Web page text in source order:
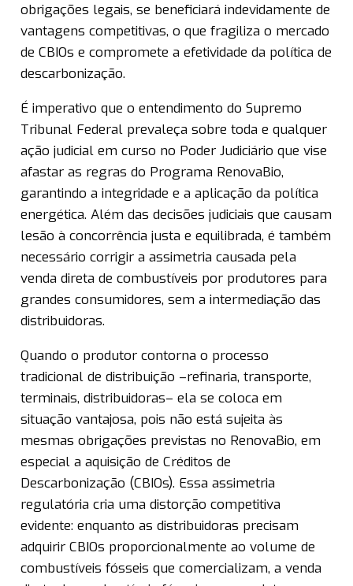
obrigações legais, se beneficiará indevidamente de
vantagens competitivas, o que fragiliza o mercado
de CBIOs e compromete a efetividade da política de
descarbonização.
É imperativo que o entendimento do Supremo
Tribunal Federal prevaleça sobre toda e qualquer
ação judicial em curso no Poder Judiciário que vise
afastar as regras do Programa RenovaBio,
garantindo a integridade e a aplicação da política
energética. Além das decisões judiciais que causam
lesão à concorrência justa e equilibrada, é também
necessário corrigir a assimetria causada pela
venda direta de combustíveis por produtores para
grandes consumidores, sem a intermediação das
distribuidoras.
Quando o produtor contorna o processo
tradicional de distribuição –refinaria, transporte,
terminais, distribuidoras– ela se coloca em
situação vantajosa, pois não está sujeita às
mesmas obrigações previstas no RenovaBio, em
especial a aquisição de Créditos de
Descarbonização (CBIOs). Essa assimetria
regulatória cria uma distorção competitiva
evidente: enquanto as distribuidoras precisam
adquirir CBIOs proporcionalmente ao volume de
combustíveis fósseis que comercializam, a venda